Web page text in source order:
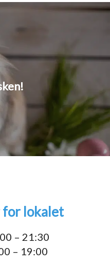
lokalet
– 21:30
– 19:00